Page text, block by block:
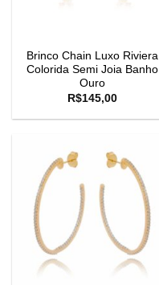
Brinco Chain Luxo Riviera
Colorida Semi Joia Banho
Ouro
R$145,00